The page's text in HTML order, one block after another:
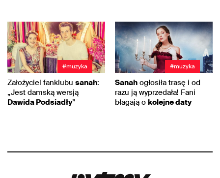
#muzyka
Założyciel fanklubu sanah:
„Jest damską wersją
Dawida Podsiadły”
#muzyka
Sanah ogłosiła trasę i od
razu ją wyprzedała! Fani
błagają o kolejne daty